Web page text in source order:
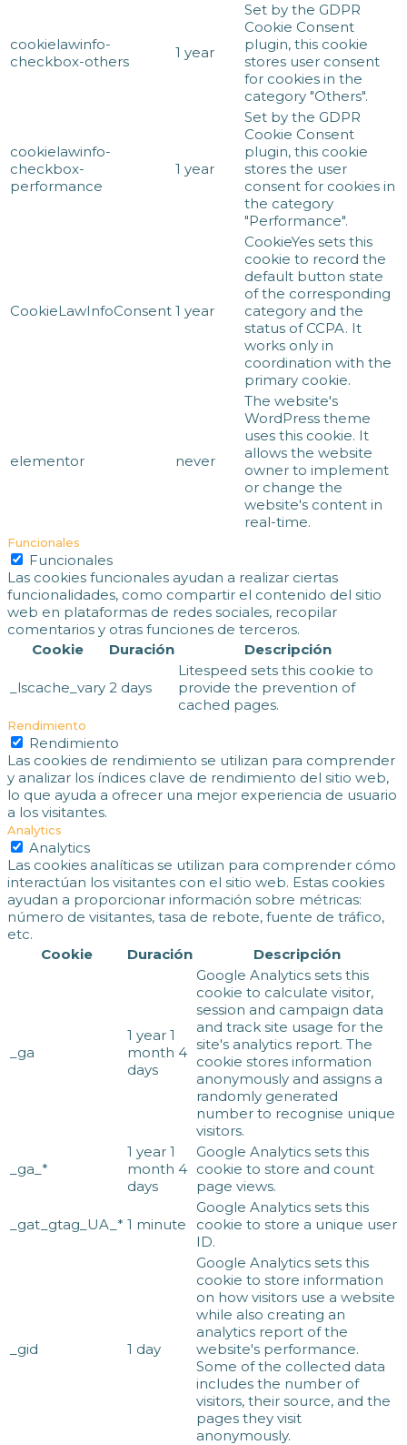
cookielawinfo-
checkbox-others
1 year
Set by the GDPR
Cookie Consent
plugin, this cookie
stores user consent
for cookies in the
category "Others".
cookielawinfo-
checkbox-
performance
1 year
Set by the GDPR
Cookie Consent
plugin, this cookie
stores the user
consent for cookies in
the category
"Performance".
CookieLawInfoConsent 1 year
CookieYes sets this
cookie to record the
default button state
of the corresponding
category and the
status of CCPA. It
works only in
coordination with the
primary cookie.
elementor never
The website's
WordPress theme
uses this cookie. It
allows the website
owner to implement
or change the
website's content in
real-time.
Funcionales
Funcionales
Las cookies funcionales ayudan a realizar ciertas
funcionalidades, como compartir el contenido del sitio
web en plataformas de redes sociales, recopilar
comentarios y otras funciones de terceros.
Cookie
Duración Descripción
_lscache_vary 2 days
Litespeed sets this cookie to
provide the prevention of
cached pages.
Rendimiento
Rendimiento
Las cookies de rendimiento se utilizan para comprender
y analizar los índices clave de rendimiento del sitio web,
lo que ayuda a ofrecer una mejor experiencia de usuario
a los visitantes.
Analytics
Analytics
Las cookies analíticas se utilizan para comprender cómo
interactúan los visitantes con el sitio web. Estas cookies
ayudan a proporcionar información sobre métricas:
número de visitantes, tasa de rebote, fuente de tráfico,
etc.
Cookie
Duración Descripción
_ga
1 year 1
month 4
days
Google Analytics sets this
cookie to calculate visitor,
session and campaign data
and track site usage for the
site's analytics report. The
cookie stores information
anonymously and assigns a
randomly generated
number to recognise unique
visitors.
_ga_*
1 year 1
month 4
days
Google Analytics sets this
cookie to store and count
page views.
_gat_gtag_UA_* 1 minute
Google Analytics sets this
cookie to store a unique user
ID.
_gid 1 day
Google Analytics sets this
cookie to store information
on how visitors use a website
while also creating an
analytics report of the
website's performance.
Some of the collected data
includes the number of
visitors, their source, and the
pages they visit
anonymously.